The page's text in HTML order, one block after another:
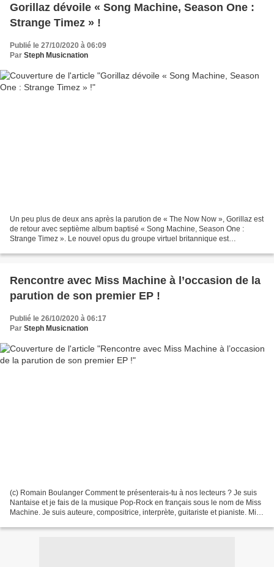
Gorillaz dévoile « Song Machine, Season One :
Strange Timez » !
Publié le 27/10/2020 à 06:09
Par Steph Musicnation
Un peu plus de deux ans après la parution de « The Now Now », Gorillaz est
de retour avec septième album baptisé « Song Machine, Season One :
Strange Timez ». Le nouvel opus du groupe virtuel britannique est
Rencontre avec Miss Machine à l’occasion de la
parution de son premier EP !
Publié le 26/10/2020 à 06:17
Par Steph Musicnation
(c) Romain Boulanger Comment te présenterais-tu à nos lecteurs ? Je suis
Nantaise et je fais de la musique Pop-Rock en français sous le nom de Miss
Machine. Je suis auteure, compositrice, interprète, guitariste et pianiste. Miss